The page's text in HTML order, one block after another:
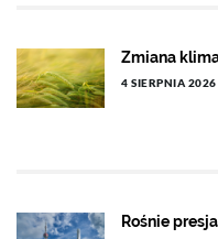
Zmiana
4 SIERPNIA
Rośnie